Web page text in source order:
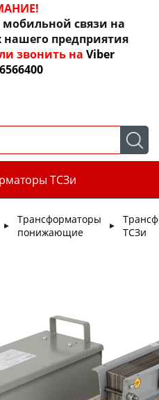
мобильной связи на
предприятия
звонить на Viber
ТСЗи
►
Трансформаторы
понижающие
►
ТСЗи